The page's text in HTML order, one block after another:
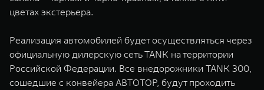
цветах экстерьера.
Реализация автомобилей будет осуществляться через
официальную дилерскую сеть TANK на территории
Российской Федерации. Все внедорожники TANK 300,
сошедшие с конвейера АВТОТОР, будут проходить